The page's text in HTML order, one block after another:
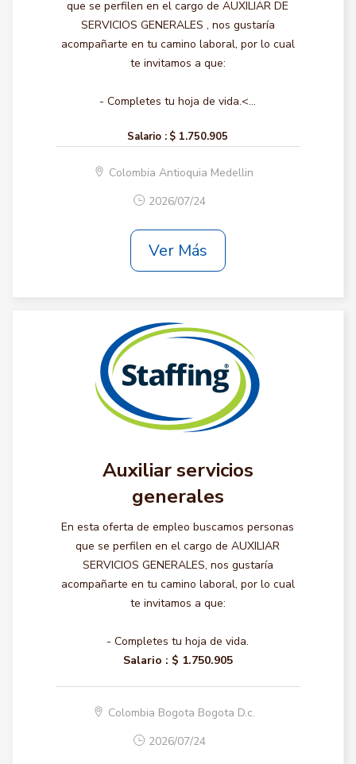
que se perfilen en el cargo de AUXILIAR DE
SERVICIOS GENERALES , nos gustaría
acompañarte en tu camino laboral, por lo cual
te invitamos a que:
- Completes tu hoja de vida.<...
Salario : $ 1.750.905
Colombia Antioquia Medellin
2026/07/24
Ver Más
Auxiliar servicios
generales
En esta oferta de empleo buscamos personas
que se perfilen en el cargo de AUXILIAR
SERVICIOS GENERALES, nos gustaría
acompañarte en tu camino laboral, por lo cual
te invitamos a que:
- Completes tu hoja de vida.
Salario : $ 1.750.905
Colombia Bogota Bogota D.c.
2026/07/24